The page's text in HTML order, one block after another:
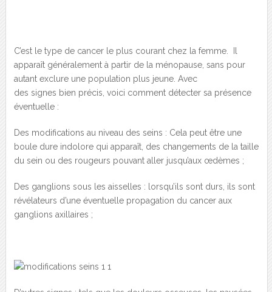
C’est le type de cancer le plus courant chez la femme. Il
apparaît généralement à partir de la ménopause, sans pour
autant exclure une population plus jeune. Avec
des signes bien précis, voici comment détecter sa présence
éventuelle :
Des modifications au niveau des seins : Cela peut être une
boule dure indolore qui apparaît, des changements de la taille
du sein ou des rougeurs pouvant aller jusqu’aux œdèmes ;
Des ganglions sous les aisselles : lorsqu’ils sont durs, ils sont
révélateurs d’une éventuelle propagation du cancer aux
ganglions axillaires ;